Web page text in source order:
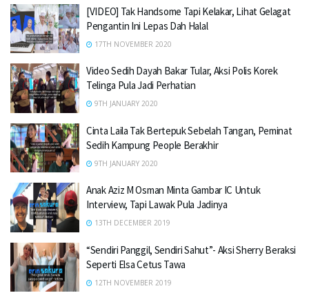
[VIDEO] Tak Handsome Tapi Kelakar, Lihat Gelagat
Pengantin Ini Lepas Dah Halal
17TH NOVEMBER 2020
Video Sedih Dayah Bakar Tular, Aksi Polis Korek
Telinga Pula Jadi Perhatian
9TH JANUARY 2020
Cinta Laila Tak Bertepuk Sebelah Tangan, Peminat
Sedih Kampung People Berakhir
9TH JANUARY 2020
Anak Aziz M Osman Minta Gambar IC Untuk
Interview, Tapi Lawak Pula Jadinya
13TH DECEMBER 2019
“Sendiri Panggil, Sendiri Sahut”- Aksi Sherry Beraksi
Seperti Elsa Cetus Tawa
12TH NOVEMBER 2019